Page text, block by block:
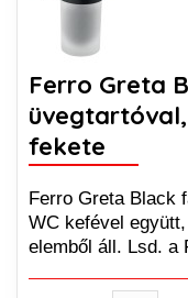
Ferro Greta
fekete
Ferro Greta Black
WC kefével
elemből áll. Lsd. a